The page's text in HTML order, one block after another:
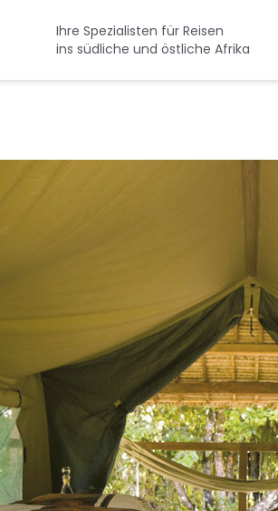
Ihre Spezialisten für Reisen
ins südliche und östliche Afrika